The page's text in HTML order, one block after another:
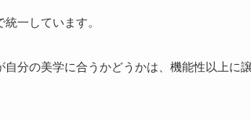
一しています。
分の美学に合うかどうかは、機能性以上に